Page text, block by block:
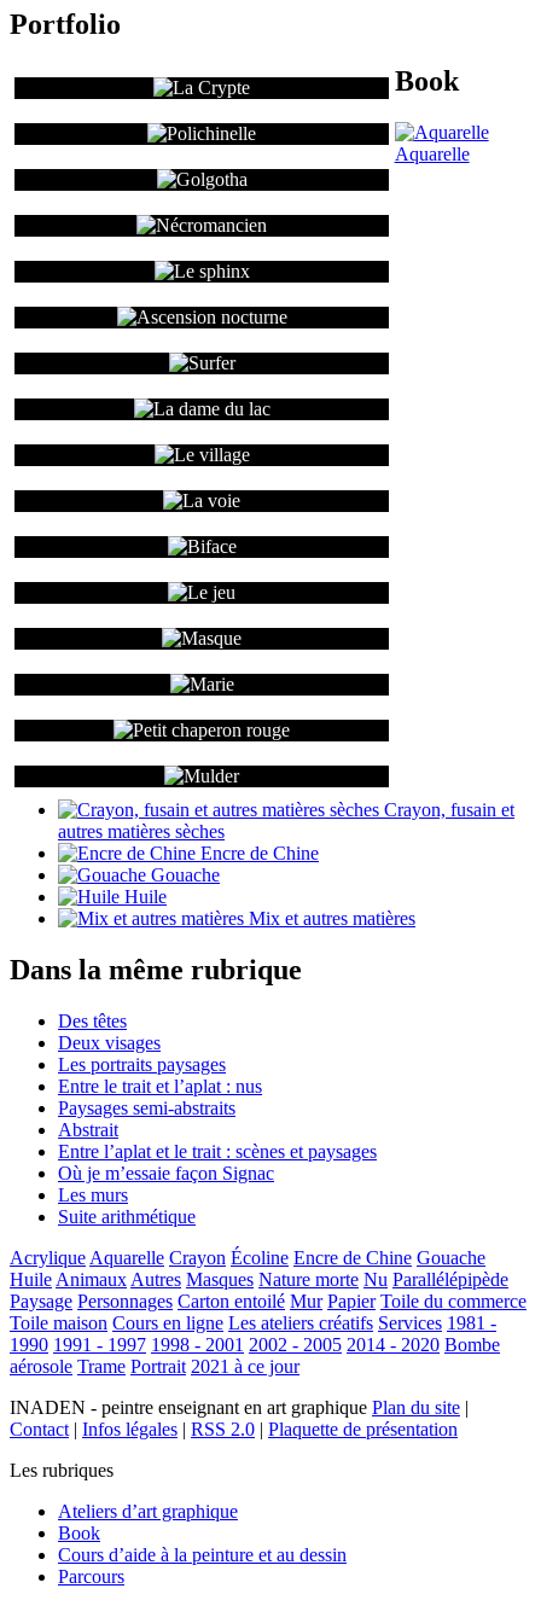
Portfolio
Book
Aquarelle
Crayon, fusain et
autres matières sèches
Encre de Chine
Gouache
Huile
Mix et autres matières
Dans la même rubrique
Des têtes
Deux visages
Les portraits paysages
Entre le trait et l’aplat : nus
Paysages semi-abstraits
Abstrait
Entre l’aplat et le trait : scènes et paysages
Où je m’essaie façon Signac
Les murs
Suite arithmétique
Acrylique Aquarelle Crayon Écoline Encre de Chine Gouache
Huile Animaux Autres Masques Nature morte Nu Parallélépipède
Paysage Personnages Carton entoilé Mur Papier Toile du commerce
Toile maison Cours en ligne Les ateliers créatifs Services 1981 -
1990 1991 - 1997 1998 - 2001 2002 - 2005 2014 - 2020 Bombe
aérosole Trame Portrait 2021 à ce jour
INADEN - peintre enseignant en art graphique Plan du site |
Contact | Infos légales | RSS 2.0 | Plaquette de présentation
Les rubriques
Ateliers d’art graphique
Book
Cours d’aide à la peinture et au dessin
Parcours